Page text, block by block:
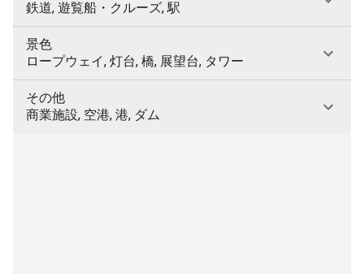
鉄道, 遊覧船・クルーズ, 駅
景色
ロープウェイ, 灯台, 橋, 展望台, タワー
その他
商業施設, 空港, 港, ダム